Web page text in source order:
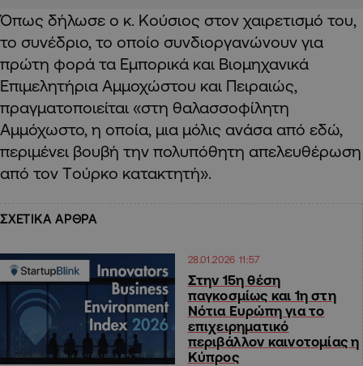
Όπως δήλωσε ο κ. Κούσιος στον χαιρετισμό του,
το συνέδριο, το οποίο συνδιοργανώνουν για
πρώτη φορά τα Εμπορικά και Βιομηχανικά
Επιμελητήρια Αμμοχώστου και Πειραιώς,
πραγματοποιείται «στη θαλασσοφίλητη
Αμμόχωστο, η οποία, μια μόλις ανάσα από εδώ,
περιμένει βουβή την πολυπόθητη απελευθέρωση
από τον Tούρκο κατακτητή».
ΣΧΕΤΙΚΑ ΑΡΘΡΑ
28.01.2026 11:57
Στην 15η θέση
παγκοσμίως και 1η στη
Νότια Ευρώπη για το
επιχειρηματικό
περιβάλλον καινοτομίας η
Κύπρος